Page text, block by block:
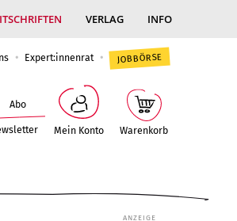
VERLAG INFO
Expert:innenrat JOBBÖRSE
Abo
Mein Konto Warenkorb